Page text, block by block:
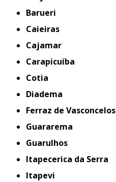
Barueri
Caieiras
Cajamar
Carapicuíba
Cotia
Diadema
Ferraz de Vasconcelos
Guararema
Guarulhos
Itapecerica da Serra
Itapevi